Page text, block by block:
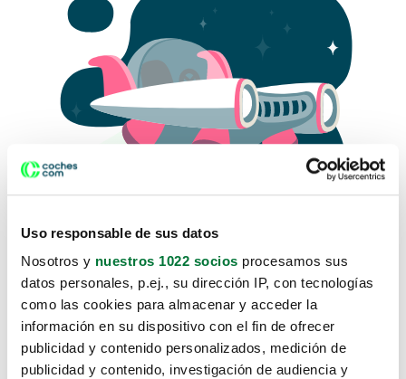
Uso responsable de sus datos
Nosotros y nuestros 1022 socios procesamos sus
datos personales, p.ej., su dirección IP, con tecnologías
como las cookies para almacenar y acceder la
información en su dispositivo con el fin de ofrecer
publicidad y contenido personalizados, medición de
publicidad y contenido, investigación de audiencia y
Lo sentimos, no sabemos como
te hemos traido hasta aquí.